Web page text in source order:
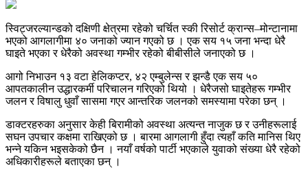
स्विट्जरल्यान्डको दक्षिणी क्षेत्रमा रहेको चर्चित स्की रिसोर्ट क्रान्स–मोन्टानामा
भएको आगलागीमा ४० जनाको ज्यान गएको छ । एक सय १५ जना भन्दा धेरै
घाइते भएका र धेरैको अवस्था गम्भीर रहेको बीबीसीले जनाएको छ ।
आगो निभाउन १३ वटा हेलिकप्टर, ४२ एम्बुलेन्स र झन्डै एक सय ५०
आपतकालीन उद्धारकर्मी परिचालन गरिएको थियो । धेरैजसो घाइतेहरू गम्भीर
जलन र विषालु धुवाँ सासमा गएर आन्तरिक जलनको समस्यामा परेका छन् ।
डाक्टरहरुका अनुसार केही बिरामीको अवस्था अत्यन्त नाजुक छ र उनीहरूलाई
सघन उपचार कक्षमा राखिएको छ । बारमा आगलागी हुँदा त्यहाँ कति मानिस थिए
भन्ने यकिन भइसकेको छैन । नयाँ वर्षको पार्टी भएकाले युवाको संख्या धेरै रहेको
अधिकारीहरूले बताएका छन् ।